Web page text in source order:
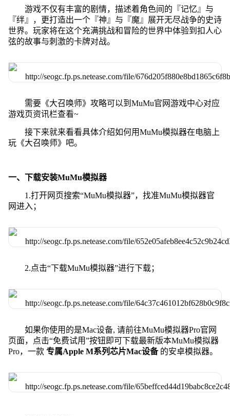
游戏不仅有丰富的剧情，描述着角色间的『记忆』与
『绊』，更打造出一个『神』与『魔』展开无尽战争的史诗
世界。玩家将在这个充满挑战和冒险的世界中体验到扣人心
弦的故事与刺激的卡牌对战。
需要《大召唤师》攻略可以到MuMu官网游戏中心对应
游戏页资讯栏查看~
接下来就来看看具体介绍如何用MuMu模拟器在电脑上
玩《大召唤师》吧。
一、下载安装MuMu模拟器
1.打开网页搜索“MuMu模拟器”，找准MuMu模拟器官
网进入；
2.点击“下载MuMu模拟器”进行下载；
如果你使用的是Mac设备, 请前往MuMu模拟器Pro官网
页面，点击“免费试用”按钮即可下载最新版本MuMu模拟器
Pro，一款 专属Apple M系列芯片Mac设备 的安卓模拟器。